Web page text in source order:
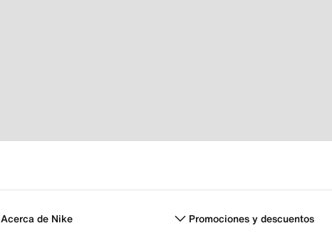
Acerca de Nike Promociones y descuentos